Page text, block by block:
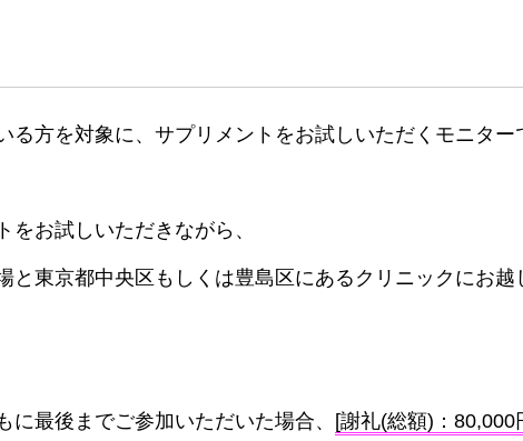
る方を対象に、サプリメントをお試しいただくモニター
をお試しいただきながら、
と東京都中央区もしくは豊島区にあるクリニックにお越
に最後までご参加いただいた場合、 [謝礼(総額)：80,000